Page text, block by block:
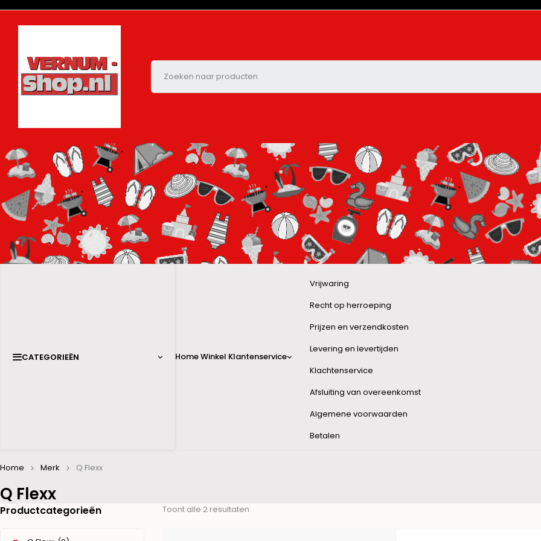
CATEGORIEËN HomeWinkel Klantenservice
Vrijwaring
Recht op herroeping
Prijzen en verzendkosten
Levering en levertijden
Klachtenservice
Afsluiting van overeenkomst
Algemene voorwaarden
Betalen
Q Flexx
Home Merk Q Flexx
Productcategorieën Toont alle 2 resultaten